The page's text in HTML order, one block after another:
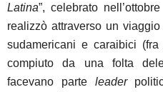
Latina”, celebrato
realizzò attraverso un
sudamericani e caraibici
compiuto da una folta
facevano parte leader